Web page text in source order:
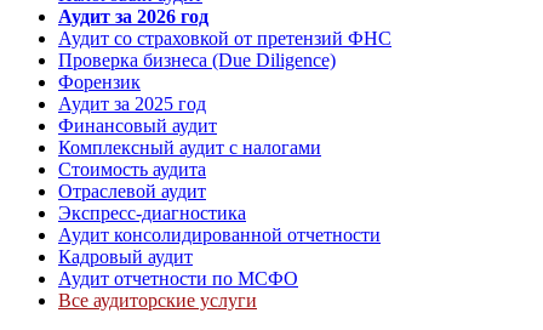
Аудит за 2026 год
Аудит со страховкой от претензий ФНС
Проверка бизнеса (Due Diligence)
Форензик
Аудит за 2025 год
Финансовый аудит
Комплексный аудит с налогами
Стоимость аудита
Отраслевой аудит
Экспресс-диагностика
Аудит консолидированной отчетности
Кадровый аудит
Аудит отчетности по МСФО
Все аудиторские услуги